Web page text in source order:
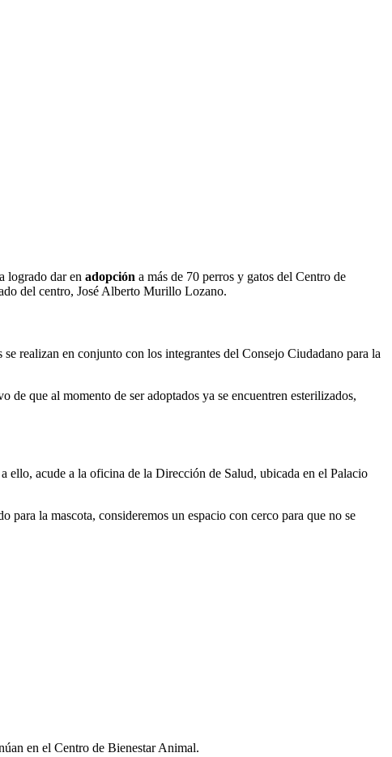
logrado dar en adopción a más de 70 perros y gatos del Centro de
del centro, José Alberto Murillo Lozano.
realizan en conjunto con los integrantes del Consejo Ciudadano para la
que al momento de ser adoptados ya se encuentren esterilizados,
ello, acude a la oficina de la Dirección de Salud, ubicada en el Palacio
la mascota, consideremos un espacio con cerco para que no se
en el Centro de Bienestar Animal.